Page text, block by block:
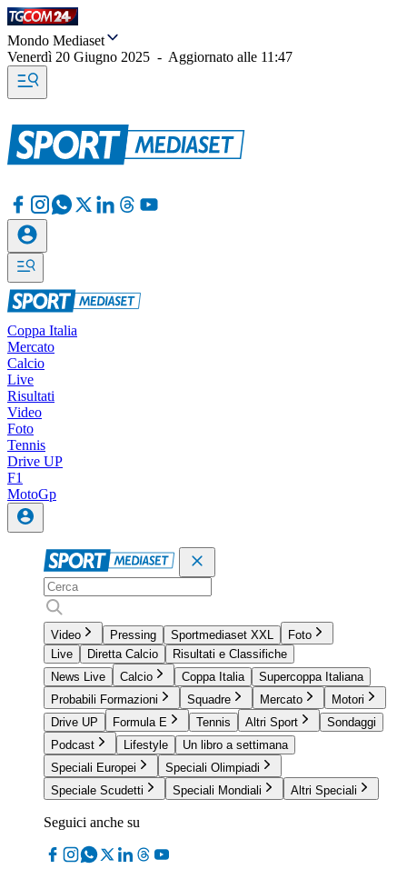
Mondo Mediaset
Venerdì 20 Giugno 2025 - Aggiornato alle 11:47
Coppa Italia
Mercato
Calcio
Live
Risultati
Video
Foto
Tennis
Drive UP
F1
MotoGp
Video Pressing Sportmediaset XXL
Foto
Live
Diretta Calcio
Risultati e Classifiche
News Live
Calcio Coppa Italia
Supercoppa Italiana
Probabili Formazioni
Squadre Mercato
Motori
Drive UP
Formula E Tennis Altri Sport
Sondaggi
Podcast
Lifestyle
Un libro a settimana
Speciali Europei
Speciali Olimpiadi
Speciale Scudetti
Speciali Mondiali Altri Speciali
Seguici anche su